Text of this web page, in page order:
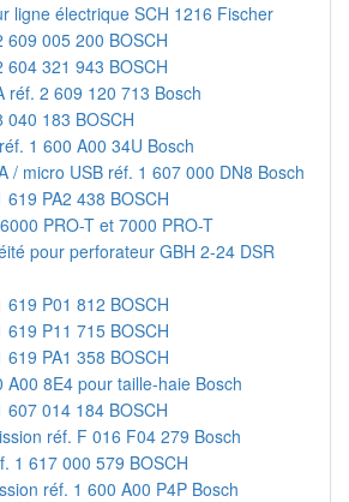
ligne électrique SCH 1216 Fischer
609 005 200 BOSCH
604 321 943 BOSCH
réf. 2 609 120 713 Bosch
040 183 BOSCH
1 600 A00 34U Bosch
/ micro USB réf. 1 607 000 DN8 Bosch
619 PA2 438 BOSCH
PRO-T et 7000 PRO-T
pour perforateur GBH 2-24 DSR
619 P01 812 BOSCH
619 P11 715 BOSCH
619 PA1 358 BOSCH
A00 8E4 pour taille-haie Bosch
607 014 184 BOSCH
réf. F 016 F04 279 Bosch
1 617 000 579 BOSCH
réf. 1 600 A00 P4P Bosch